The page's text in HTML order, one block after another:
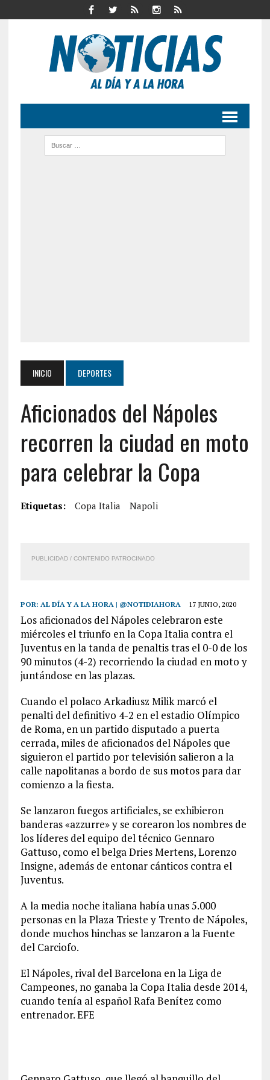
INICIO DEPORTES
Aficionados del Nápoles
recorren la ciudad en moto
para celebrar la Copa
Etiquetas: Copa Italia Napoli
PUBLICIDAD / CONTENIDO PATROCINADO
POR: AL DÍA Y A LA HORA | @NOTIDIAHORA 17 JUNIO, 2020
Los aficionados del Nápoles celebraron este
miércoles el triunfo en la Copa Italia contra el
Juventus en la tanda de penaltis tras el 0-0 de los
90 minutos (4-2) recorriendo la ciudad en moto y
juntándose en las plazas.
Cuando el polaco Arkadiusz Milik marcó el
penalti del definitivo 4-2 en el estadio Olímpico
de Roma, en un partido disputado a puerta
cerrada, miles de aficionados del Nápoles que
siguieron el partido por televisión salieron a la
calle napolitanas a bordo de sus motos para dar
comienzo a la fiesta.
Se lanzaron fuegos artificiales, se exhibieron
banderas «azzurre» y se corearon los nombres de
los líderes del equipo del técnico Gennaro
Gattuso, como el belga Dries Mertens, Lorenzo
Insigne, además de entonar cánticos contra el
Juventus.
A la media noche italiana había unas 5.000
personas en la Plaza Trieste y Trento de Nápoles,
donde muchos hinchas se lanzaron a la Fuente
del Carciofo.
El Nápoles, rival del Barcelona en la Liga de
Campeones, no ganaba la Copa Italia desde 2014,
cuando tenía al español Rafa Benítez como
entrenador. EFE